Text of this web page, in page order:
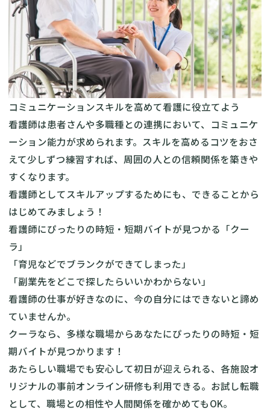
コミュニケーションスキルを高めて看護に役立てよう
看護師は患者さんや多職種との連携において、コミュニケ
ーション能力が求められます。スキルを高めるコツをおさ
えて少しずつ練習すれば、周囲の人との信頼関係を築きや
すくなります。
看護師としてスキルアップするためにも、できることから
はじめてみましょう！
看護師にぴったりの時短・短期バイトが見つかる「クー
ラ」
「育児などでブランクができてしまった」
「副業先をどこで探したらいいかわからない」
看護師の仕事が好きなのに、今の自分にはできないと諦め
ていませんか。
クーラなら、多様な職場からあなたにぴったりの時短・短
期バイトが見つかります！
あたらしい職場でも安心して初日が迎えられる、各施設オ
リジナルの事前オンライン研修も利用できる。お試し転職
として、職場との相性や人間関係を確かめてもOK。